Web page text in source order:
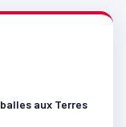
aux Terres